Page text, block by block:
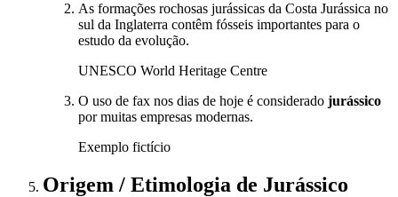
As formações rochosas jurássicas da Costa Jurássica no
sul da Inglaterra contêm fósseis importantes para o
estudo da evolução.
UNESCO World Heritage Centre
O uso de fax nos dias de hoje é considerado jurássico
por muitas empresas modernas.
Exemplo fictício
Origem / Etimologia de Jurássico